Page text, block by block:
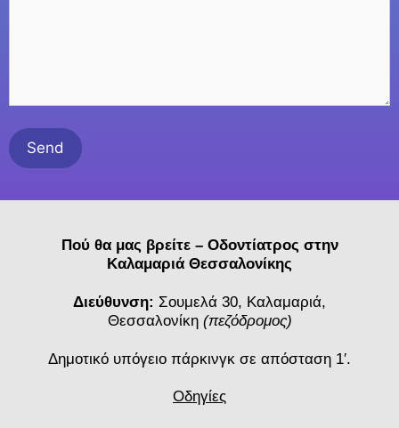
Πού θα μας βρείτε – Οδοντίατρος στην
Καλαμαριά Θεσσαλονίκης
Διεύθυνση: Σουμελά 30, Καλαμαριά,
Θεσσαλονίκη (πεζόδρομος)
Δημοτικό υπόγειο πάρκινγκ σε απόσταση 1′.
Οδηγίες